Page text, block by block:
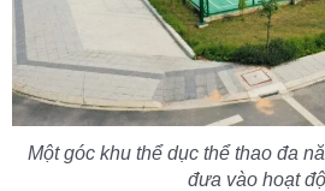
Một góc khu thể dục thể thao đa
đưa vào hoạt